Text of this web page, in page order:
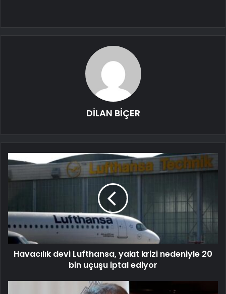
DİLAN BİÇER
Havacılık devi Lufthansa, yakıt krizi nedeniyle 20
bin uçuşu iptal ediyor